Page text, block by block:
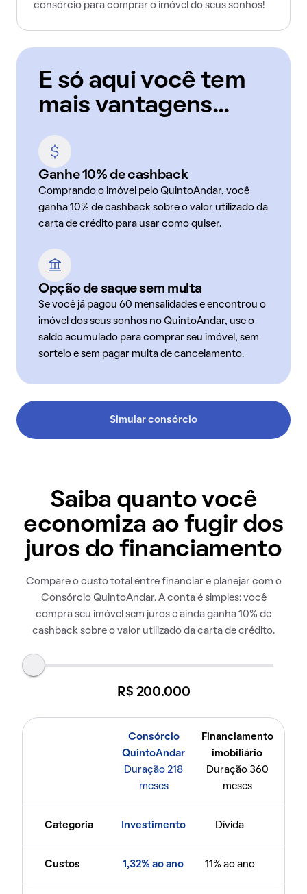
consórcio para comprar o imóvel do seus sonhos!
E só aqui você tem
mais vantagens...
Ganhe 10% de cashback
Comprando o imóvel pelo QuintoAndar, você
ganha 10% de cashback sobre o valor utilizado da
carta de crédito para usar como quiser.
Opção de saque sem multa
Se você já pagou 60 mensalidades e encontrou o
imóvel dos seus sonhos no QuintoAndar, use o
saldo acumulado para comprar seu imóvel, sem
sorteio e sem pagar multa de cancelamento.
Simular consórcio
Saiba quanto você
economiza ao fugir dos
juros do financiamento
Compare o custo total entre financiar e planejar com o
Consórcio QuintoAndar. A conta é simples: você
compra seu imóvel sem juros e ainda ganha 10% de
cashback sobre o valor utilizado da carta de crédito.
R$ 200.000
Consórcio
QuintoAndar
Duração 218
meses
Financiamento
imobiliário
Duração 360
meses
Categoria Investimento Dívida
Custos 1,32% ao ano 11% ao ano